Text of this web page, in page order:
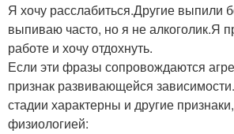
Я хочу расслабиться.Другие выпили
выпиваю часто, но я не алкоголик.Я
работе и хочу отдохнуть.
Если эти фразы сопровождаются
признак развивающейся
стадии характерны и другие
физиологией: